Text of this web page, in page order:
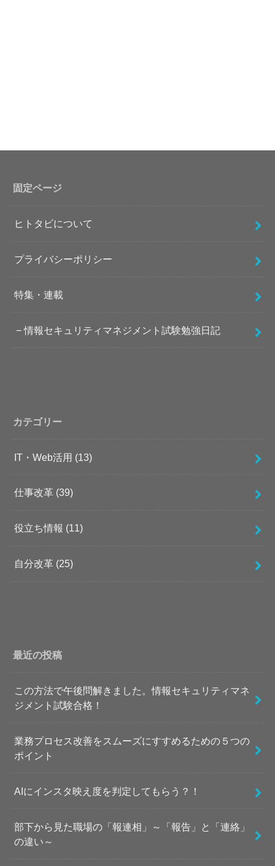
固定ページ
ヒトタビについて
プライバシーポリシー
特集・連載
情報セキュリティマネジメント試験勉強日記
カテゴリー
IT・Web活用 (13)
仕事改革 (39)
役立ち情報 (11)
自分改革 (25)
最近の投稿
この方法で午後問解きました。情報セキュリティマネ
ジメント試験合格！
業務プロセス改善をスムーズにすすめるための５つの
ポイント
AIにインスタ映え度を判定してもらう？！
部下から見た職場の「報連相」～「報告」と「連絡」
の違い～